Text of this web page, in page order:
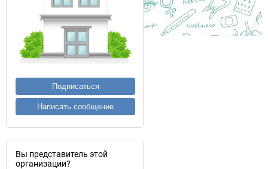
Подписаться
Написать сообщение
Вы представитель этой
организации?